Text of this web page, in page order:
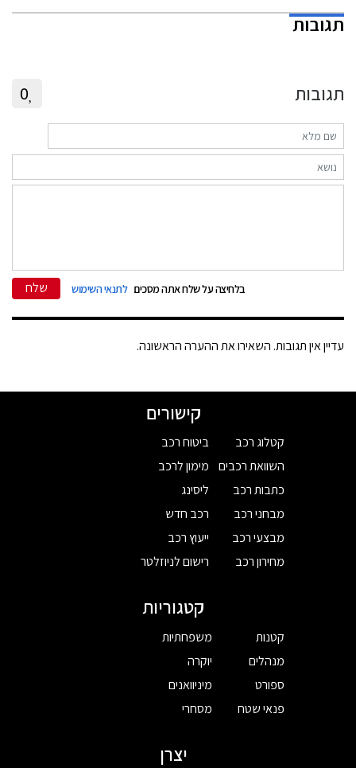
תגובות
תגובות 0
בלחיצה על שלח אתה מסכים לתנאי השימוש שלח
עדיין אין תגובות. השאירו את ההערה הראשונה.
קישורים
קטלוג רכב
השוואת רכבים
כתבות רכב
מבחני רכב
מבצעי רכב
מחירון רכב
ביטוח רכב
מימון לרכב
ליסינג
רכב חדש
ייעוץ רכב
רישום לניוזלטר
קטגוריות
קטנות
מנהלים
ספורט
פנאי שטח
משפחתיות
יוקרה
מיניוואנים
מסחרי
יצרן